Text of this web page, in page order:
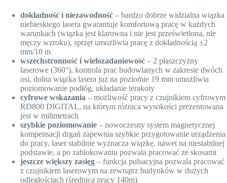
dokładność i niezawodność – bardzo dobrze widzialna wiązka
niebieskiego lasera gwarantuje komfortową pracę w każdych
warunkach (wiązka jest klarowna i nie jest prześwietlona, nie
męczy wzroku), sprzęt umożliwia pracę z dokładnością ±2
mm/10 m
wszechstronność i wielozadaniowość – 2 płaszczyzny
laserowe (360°), kontrola prac budowlanych w zakresie dwóch
osi, dolna wiązka lasera już na poziomie 19 mm umożliwia
poziomowanie podłóg, układanie terakoty
cyfrowe wskazania – możliwość pracy z czujnikiem cyfrowym
RD800 DIGITAL, na którym różnica wysokości prezentowana
jest w milimetrach
szybkie poziomowanie – nowoczesny system magnetycznej
kompensacji drgań zapewnia szybkie przygotowanie urządzenia
do pracy, laser stabilnie wyznacza wiązkę, nawet na niestabilnej
podstawie, a po zablokowaniu pozwala pracować ze skosami
jeszcze większy zasięg – funkcja pulsacyjna pozwala pracować
z czujnikiem laserowym na zewnątrz budynków w dużych
odległościach (średnica pracy 140m)